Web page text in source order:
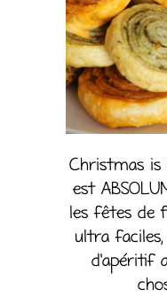
Christmas
est
les fêtes de
ultra
d’apéritif